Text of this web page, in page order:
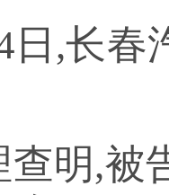
日,长
查明,被